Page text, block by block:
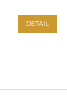
DETAIL